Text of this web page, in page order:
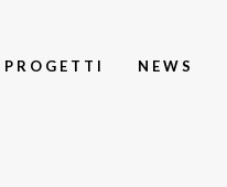
PROGETTI NEWS